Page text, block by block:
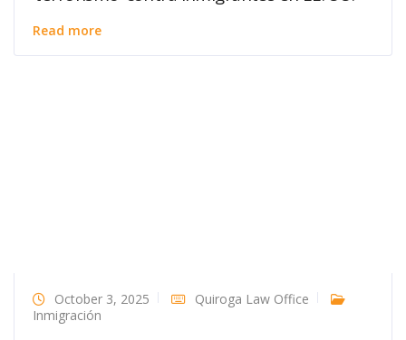
Read more
October 3, 2025
Quiroga Law Office
Inmigración